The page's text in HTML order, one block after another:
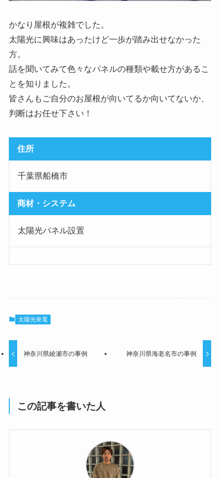
かなり屋根が複雑でした。
太陽光に興味はあったけど一歩が踏み出せなかった
方。
話を聞いてみて色々なパネルの種類や載せ方があるこ
とを知りました。
皆さんもご自分のお屋根が向いてるか向いてないか、
判断はお任せ下さい！
住所
千葉県船橋市
商材・システム
太陽光パネル設置
太陽光発電
神奈川県綾瀬市の事例 神奈川県海老名市の事例
この記事を書いた人